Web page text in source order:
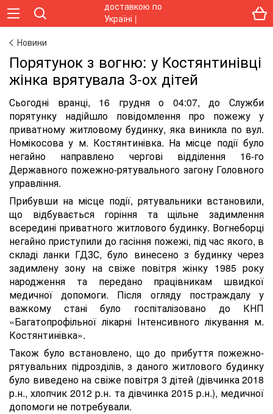
Новини
Порятунок з вогню: у Костянтинівці
жінка врятувала 3-ох дітей
Сьогодні вранці, 16 грудня о 04:07, до Служби
порятунку надійшло повідомлення про пожежу у
приватному житловому будинку, яка виникла по вул.
Номікосова у м. Костянтинівка. На місце події було
негайно направлено чергові відділення 16-го
Державного пожежно-рятувального загону Головного
управління.
Прибувши на місце події, рятувальники встановили,
що відбувається горіння та щільне задимлення
всередині приватного житлового будинку. Вогнеборці
негайно приступили до гасіння пожежі, під час якого, в
складі ланки ГДЗС, було винесено з будинку через
задимлену зону на свіже повітря жінку 1985 року
народження та передано працівникам швидкої
медичної допомоги. Після огляду постраждалу у
важкому стані було госпіталізовано до КНП
«Багатопрофільної лікарні Інтенсивного лікування м.
Костянтинівка».
Також було встановлено, що до прибуття пожежно-
рятувальних підрозділів, з даного житлового будинку
було виведено на свіже повітря 3 дітей (дівчинка 2018
р.н., хлопчик 2012 р.н. та дівчинка 2015 р.н.), медичної
допомоги не потребували.